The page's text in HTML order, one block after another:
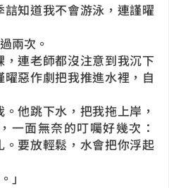
知道我不會游泳，連謹曜
兩次。
連老師都沒注意到我沉下
惡作劇把我推進水裡，自
他跳下水，把我拖上岸，
一面無奈的叮囑好幾次：
。要放輕鬆，水會把你浮起
」